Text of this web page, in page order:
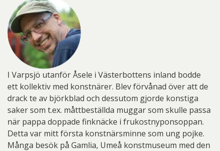
I Varpsjö utanför Åsele i Västerbottens inland bodde
ett kollektiv med konstnärer. Blev förvånad över att de
drack te av björkblad och dessutom gjorde konstiga
saker som t.ex. måttbeställda muggar som skulle passa
när pappa doppade finknäcke i frukostnyponsoppan.
Detta var mitt första konstnärsminne som ung pojke.
Många besök på Gamlia, Umeå konstmuseum med den